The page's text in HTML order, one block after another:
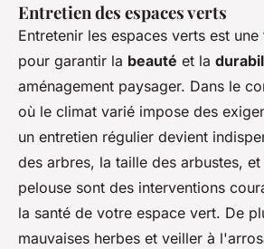
Entretien des espaces verts
Entretenir les espaces verts est
pour garantir la beauté et la
aménagement paysager. Dans le
où le climat varié impose des
un entretien régulier devient
des arbres, la taille des arbustes,
pelouse sont des interventions
la santé de votre espace vert. De
mauvaises herbes et veiller à